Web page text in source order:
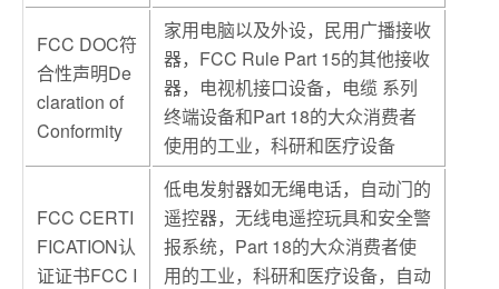
FCC DOC符
合性声明De
claration of
Conformity
家用电脑以及外设，民用广播接收
器，FCC Rule Part 15的其他接收
器，电视机接口设备，电缆 系列
终端设备和Part 18的大众消费者
使用的工业，科研和医疗设备
FCC CERTI
FICATION认
证证书FCC I
低电发射器如无绳电话，自动门的
遥控器，无线电遥控玩具和安全警
报系统，Part 18的大众消费者使
用的工业，科研和医疗设备，自动